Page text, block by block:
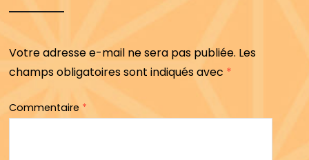
Votre adresse e-mail ne sera pas publiée. Les
champs obligatoires sont indiqués avec *
Commentaire *